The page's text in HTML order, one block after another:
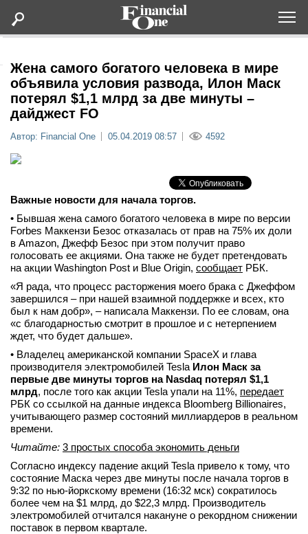
Статьи
Дайджесты
Мероприятия
Новости
вконтакте
телеграм
Стать автором
Вход
Жена самого богатого человека в мире
объявила условия развода, Илон Маск
потерял $1,1 млрд за две минуты –
дайджест FO
Автор: Financial One 05.04.2019 08:57 4592
Важные новости для начала торгов.
• Бывшая жена самого богатого человека в мире по версии
Forbes Маккензи Безос отказалась от прав на 75% их доли
в Amazon, Джефф Безос при этом получит право
голосовать ее акциями. Она также не будет претендовать
на акции Washington Post и Blue Origin, сообщает РБК.
«Я рада, что процесс расторжения моего брака с Джеффом
завершился – при нашей взаимной поддержке и всех, кто
был к нам добр», – написала Маккензи. По ее словам, она
«с благодарностью смотрит в прошлое и с нетерпением
ждет, что будет дальше».
• Владелец американской компании SpaceX и глава
производителя электромобилей Tesla Илон Маск за
первые две минуты торгов на Nasdaq потерял $1,1
млрд, после того как акции Tesla упали на 11%, передает
РБК со ссылкой на данные индекса Bloomberg Billionaires,
учитывающего размер состояний миллиардеров в реальном
времени.
Читайте: 3 простых способа экономить деньги
Согласно индексу падение акций Tesla привело к тому, что
состояние Маска через две минуты после начала торгов в
9:32 по нью-йоркскому времени (16:32 мск) сократилось
более чем на $1 млрд, до $22,3 млрд. Производитель
электромобилей отчитался накануне о рекордном снижении
поставок в первом квартале.